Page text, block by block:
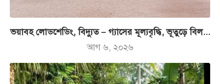
ভয়াবহ লোডশেডিং, বিদ্যুত – গ্যাসের মূল্যবৃদ্ধি, ভূতুড়ে বিল...
আগ ৬, ২০২৬